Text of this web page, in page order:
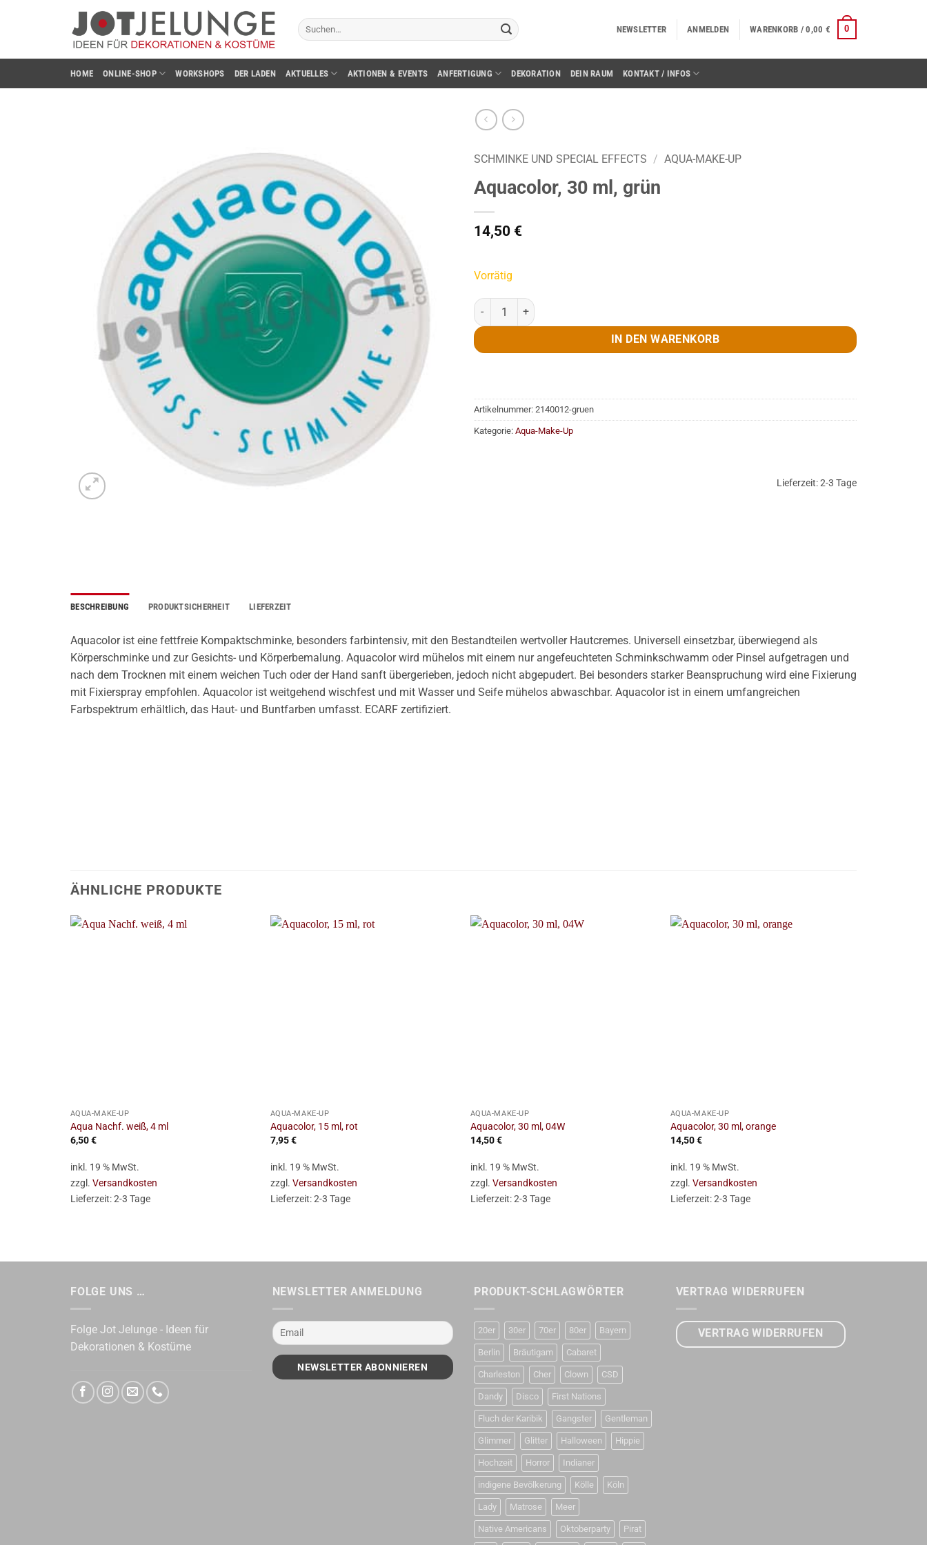
Suchen
nach:
NEWSLETTER ANMELDEN WARENKORB /0,00 € 0
HOME ONLINE-SHOP WORKSHOPS DER LADEN AKTUELLES AKTIONEN & EVENTS ANFERTIGUNG DEKORATION DEIN RAUM KONTAKT / INFOS
SCHMINKE UND SPECIAL EFFECTS / AQUA-MAKE-UP
Aquacolor, 30 ml, grün
14,50 €
Vorrätig
Aquacolor, 30 ml, grün Menge
IN DEN WARENKORB
Artikelnummer: 2140012-gruen
Kategorie: Aqua-Make-Up
Lieferzeit:2-3 Tage
BESCHREIBUNG PRODUKTSICHERHEIT LIEFERZEIT
Aquacolor ist eine fettfreie Kompaktschminke, besonders farbintensiv, mit den Bestandteilen wertvoller Hautcremes. Universell einsetzbar, überwiegend als
Körperschminke und zur Gesichts- und Körperbemalung. Aquacolor wird mühelos mit einem nur angefeuchteten Schminkschwamm oder Pinsel aufgetragen und
nach dem Trocknen mit einem weichen Tuch oder der Hand sanft übergerieben, jedoch nicht abgepudert. Bei besonders starker Beanspruchung wird eine Fixierung
mit Fixierspray empfohlen. Aquacolor ist weitgehend wischfest und mit Wasser und Seife mühelos abwaschbar. Aquacolor ist in einem umfangreichen
Farbspektrum erhältlich, das Haut- und Buntfarben umfasst. ECARF zertifiziert.
ÄHNLICHE PRODUKTE
AQUA-MAKE-UP
Aqua Nachf. weiß, 4 ml
6,50€
inkl. 19 % MwSt.
zzgl. Versandkosten
Lieferzeit:2-3 Tage
AQUA-MAKE-UP
Aquacolor, 15 ml, rot
7,95€
inkl. 19 % MwSt.
zzgl. Versandkosten
Lieferzeit:2-3 Tage
AQUA-MAKE-UP
Aquacolor, 30 ml, 04W
14,50€
inkl. 19 % MwSt.
zzgl. Versandkosten
Lieferzeit:2-3 Tage
AQUA-MAKE-UP
Aquacolor, 30 ml, orange
14,50€
inkl. 19 % MwSt.
zzgl. Versandkosten
Lieferzeit:2-3 Tage
FOLGE UNS …
Folge Jot Jelunge - Ideen für
Dekorationen & Kostüme
NEWSLETTER ANMELDUNG PRODUKT-SCHLAGWÖRTER
20er 30er 70er 80er Bayern
Berlin Bräutigam Cabaret
Charleston Cher Clown CSD
Dandy Disco First Nations
Fluch der Karibik Gangster Gentleman
Glimmer Glitter Halloween Hippie
Hochzeit Horror Indianer
indigene Bevölkerung Kölle Köln
Lady Matrose Meer
Native Americans Oktoberparty Pirat
VERTRAG WIDERRUFEN
VERTRAG WIDERRUFEN